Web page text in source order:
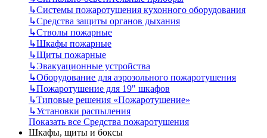
↳Системы пожаротушения кухонного оборудования
↳Средства защиты органов дыхания
↳Стволы пожарные
↳Шкафы пожарные
↳Щиты пожарные
↳Эвакуационные устройства
↳Оборудование для аэрозольного пожаротушения
↳Пожаротушение для 19" шкафов
↳Типовые решения «Пожаротушение»
↳Установки распыления
Показать все Средства пожаротушения
Шкафы, щиты и боксы